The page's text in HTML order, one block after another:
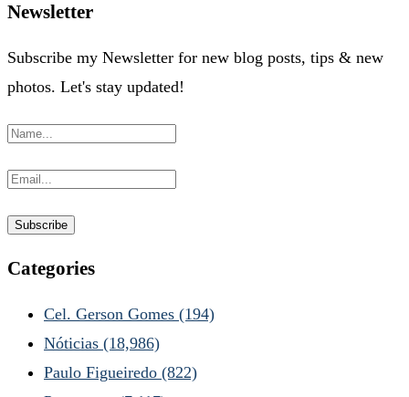
Newsletter
Subscribe my Newsletter for new blog posts, tips & new
photos. Let's stay updated!
Categories
Cel. Gerson Gomes (194)
Nóticias (18,986)
Paulo Figueiredo (822)